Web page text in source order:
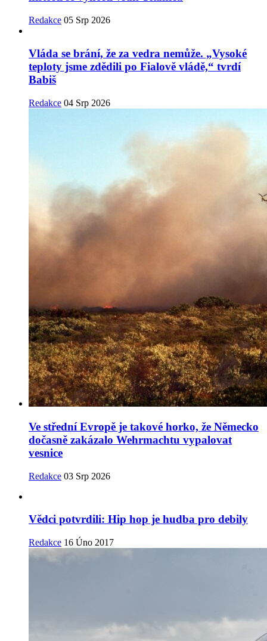
Redakce 05 Srp 2026
Vláda se brání, že za vedra nemůže. „Vysoké
teploty jsme zdědili po Fialově vládě,“ tvrdí
Babiš
Redakce 04 Srp 2026
Ve střední Evropě je takové horko, že Německo
dočasně zakázalo Wehrmachtu vypalovat
vesnice
Redakce 03 Srp 2026
Vědci potvrdili: Hip hop je hudba pro debily
Redakce 16 Úno 2017